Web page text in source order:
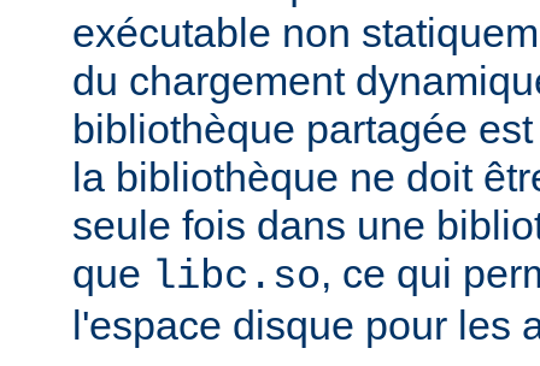
exécutable non
du chargement
bibliothèque partagée
la bibliothèque ne doit
seule fois dans une
que libc.so, ce qui
l'espace disque pour les